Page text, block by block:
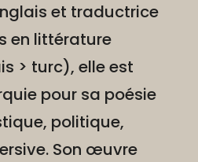
et traductrice
en littérature
> turc), elle est
pour sa poésie
politique,
Son œuvre